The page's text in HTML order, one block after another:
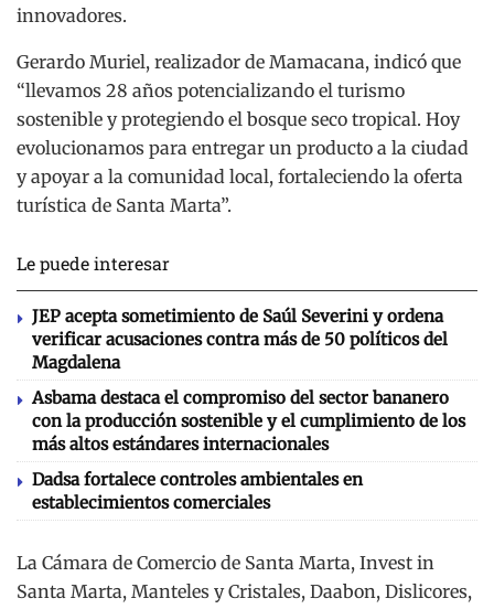
innovadores.
Gerardo Muriel, realizador de Mamacana, indicó que
“llevamos 28 años potencializando el turismo
sostenible y protegiendo el bosque seco tropical. Hoy
evolucionamos para entregar un producto a la ciudad
y apoyar a la comunidad local, fortaleciendo la oferta
turística de Santa Marta”.
Le puede interesar
JEP acepta sometimiento de Saúl Severini y ordena
verificar acusaciones contra más de 50 políticos del
Magdalena
Asbama destaca el compromiso del sector bananero
con la producción sostenible y el cumplimiento de los
más altos estándares internacionales
Dadsa fortalece controles ambientales en
establecimientos comerciales
La Cámara de Comercio de Santa Marta, Invest in
Santa Marta, Manteles y Cristales, Daabon, Dislicores,